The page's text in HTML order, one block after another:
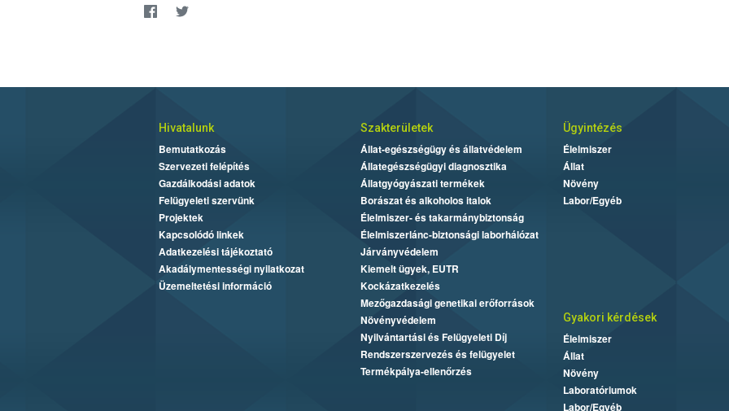
Hivatalunk
Bemutatkozás
Szervezeti felépítés
Gazdálkodási adatok
Felügyeleti szervünk
Projektek
Kapcsolódó linkek
Adatkezelési tájékoztató
Akadálymentességi nyilatkozat
Üzemeltetési információ
Szakterületek
Állat-egészségügy és állatvédelem
Állategészségügyi diagnosztika
Állatgyógyászati termékek
Borászat és alkoholos italok
Élelmiszer- és takarmánybiztonság
Élelmiszerlánc-biztonsági laborhálózat
Járványvédelem
Kiemelt ügyek, EUTR
Kockázatkezelés
Mezőgazdasági genetikai erőforrások
Növényvédelem
Nyilvántartási és Felügyeleti Díj
Rendszerszervezés és felügyelet
Termékpálya-ellenőrzés
Ügyintézés
Élelmiszer
Állat
Növény
Labor/Egyéb
Gyakori kérdések
Élelmiszer
Állat
Növény
Laboratóriumok
Labor/Egyéb